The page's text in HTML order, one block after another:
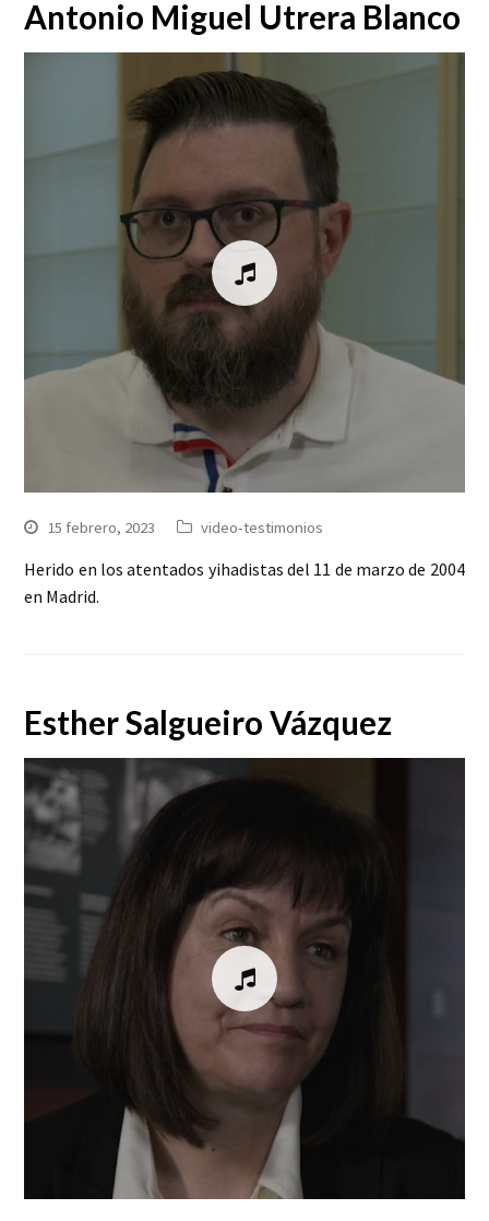
Antonio Miguel Utrera Blanco
15 febrero, 2023 video-testimonios
Herido en los atentados yihadistas del 11 de marzo de 2004
en Madrid.
Esther Salgueiro Vázquez